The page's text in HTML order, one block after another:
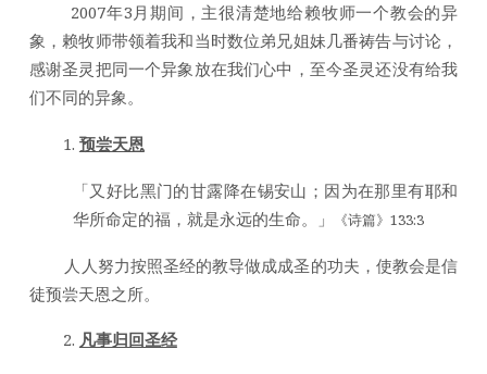
2007年3月期间，主很清楚地给赖牧师一个教会的异
象，赖牧师带领着我和当时数位弟兄姐妹几番祷告与讨论，
感谢圣灵把同一个异象放在我们心中，至今圣灵还没有给我
们不同的异象。
预尝天恩
「又好比黑门的甘露降在锡安山；因为在那里有耶和
华所命定的福，就是永远的生命。」
《诗篇》133:3
人人努力按照圣经的教导做成成圣的功夫，使教会是信
徒预尝天恩之所。
凡事归回圣经